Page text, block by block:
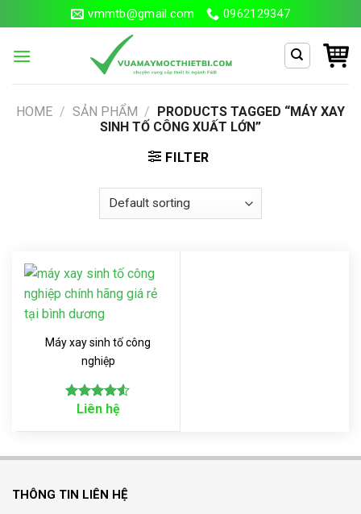
to
content
vmmtb@gmail.com 0962129347
for:
HOME / SẢN PHẨM / PRODUCTS TAGGED “MÁY XAY
SINH TỐ CÔNG XUẤT LỚN”
FILTER
Máy xay sinh tố công
nghiệp
Rated
Liên hệ
THÔNG TIN LIÊN HỆ